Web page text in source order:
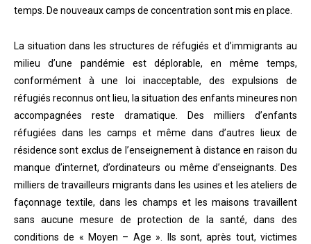
temps. De nouveaux camps de concentration sont mis en place.
La situation dans les structures de réfugiés et d’immigrants au
milieu d’une pandémie est déplorable, en même temps,
conformément à une loi inacceptable, des expulsions de
réfugiés reconnus ont lieu, la situation des enfants mineures non
accompagnées reste dramatique. Des milliers d’enfants
réfugiées dans les camps et même dans d’autres lieux de
résidence sont exclus de l’enseignement à distance en raison du
manque d’internet, d’ordinateurs ou même d’enseignants. Des
milliers de travailleurs migrants dans les usines et les ateliers de
façonnage textile, dans les champs et les maisons travaillent
sans aucune mesure de protection de la santé, dans des
conditions de « Moyen – Age ». Ils sont, après tout, victimes